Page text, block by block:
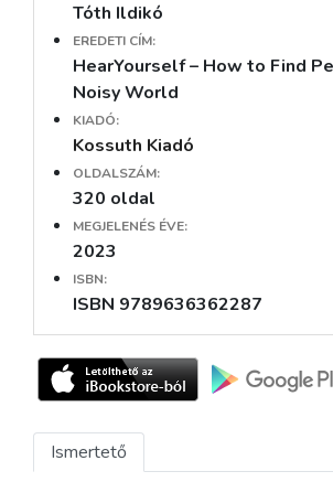
Tóth Ildikó
EREDETI CÍM:
HearYourself – How to Find
Noisy World
KIADÓ:
Kossuth Kiadó
OLDALSZÁM:
320 oldal
MEGJELENÉS ÉVE:
2023
ISBN:
ISBN 9789636362287
Ismertető